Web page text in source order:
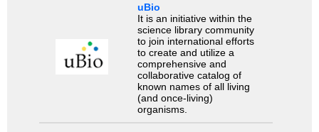
uBio
It is an initiative within the
science library community
to join international efforts
to create and utilize a
comprehensive and
collaborative catalog of
known names of all living
(and once-living)
organisms.